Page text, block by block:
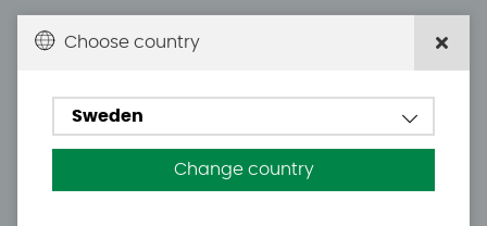
Du kan hämta ordrar efter överenskommelse från
E-post: info@surfspot.se
Choose country
Sweden
Change country